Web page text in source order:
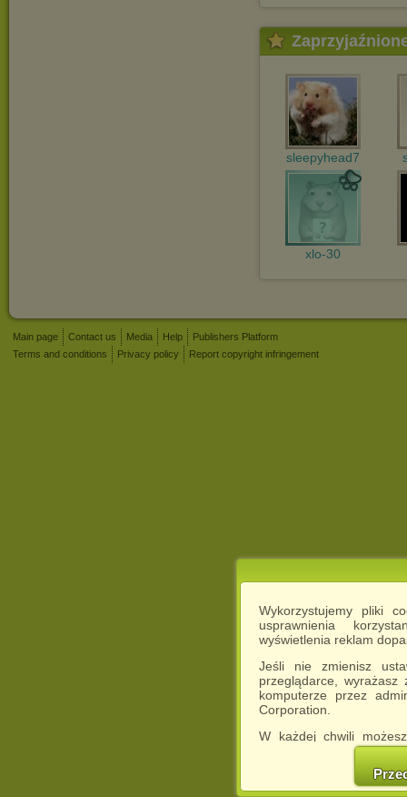
Wykorzystujemy pliki
usprawnienia
wyświetlenia reklam
Jeśli nie zmienisz
przeglądarce,
komputerze przez
Corporation.
W każdej chwili
cookies w swojej
w naszej
http://chomikuj.pl/
sleepyhead7
xlo-30
Main page Contact us Media Help
Publishers Platform
Terms and conditions
Privacy policy Report copyright infringement